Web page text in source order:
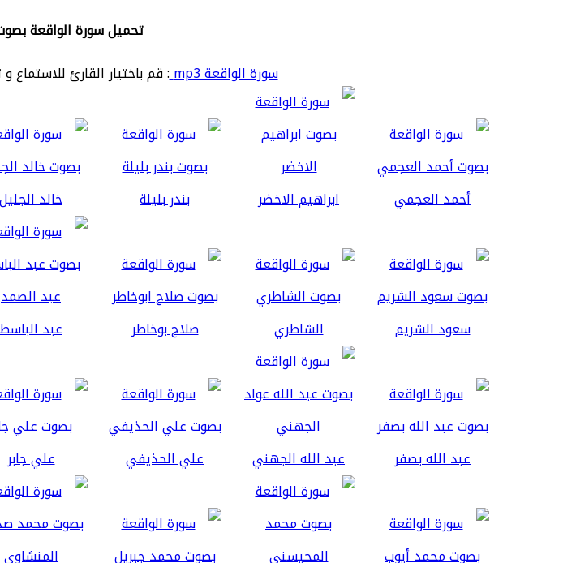
تحميل سورة الواقعة
سورة الواقعة mp3
: قم باختيار القارئ
أحمد العجمي ابراهيم الاخضر بندر بليلة خالد الجليل
سعود الشريم الشاطري صلاح بوخاطر عبد الباسط
عبد الله بصفر عبد الله الجهني علي الحذيفي علي جابر